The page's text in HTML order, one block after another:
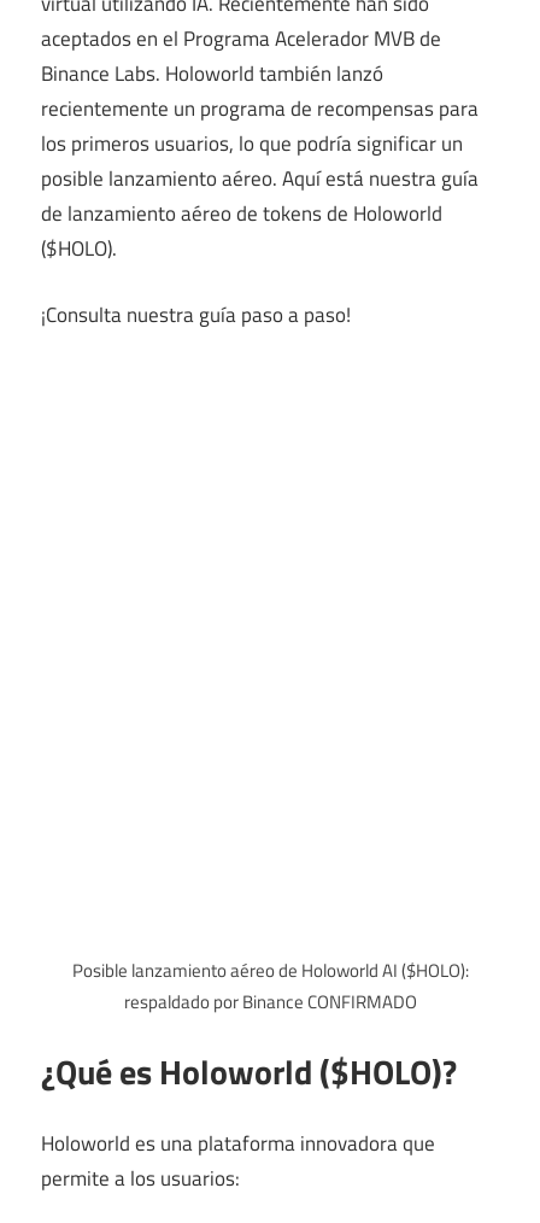
aceptados en el Programa Acelerador MVB de
Binance Labs. Holoworld también lanzó
recientemente un programa de recompensas para
los primeros usuarios, lo que podría significar un
posible lanzamiento aéreo. Aquí está nuestra guía
de lanzamiento aéreo de tokens de Holoworld
($HOLO).
¡Consulta nuestra guía paso a paso!
Posible lanzamiento aéreo de Holoworld AI ($HOLO):
respaldado por Binance CONFIRMADO
¿Qué es Holoworld ($HOLO)?
Holoworld es una plataforma innovadora que
permite a los usuarios: